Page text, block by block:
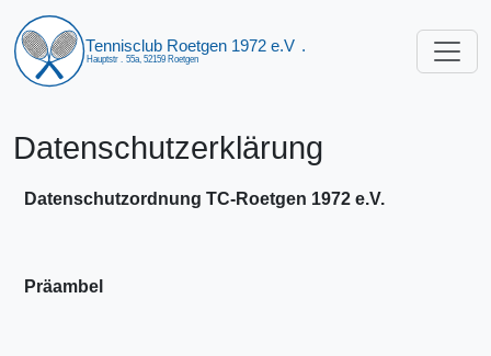
Datenschutzerklärung
Datenschutzordnung TC-Roetgen 1972 e.V.
Präambel